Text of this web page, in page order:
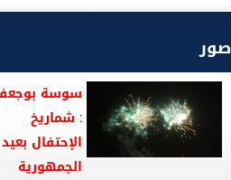
صور
سوسة
: شماريخ
الإحتفال بعيد
الجمهورية